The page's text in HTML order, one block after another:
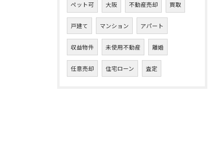
ペット可 大阪 不動産売却 買取
戸建て マンション アパート
収益物件 未使用不動産 離婚
任意売却 住宅ローン 査定